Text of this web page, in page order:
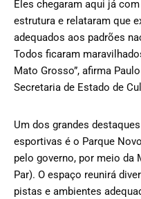
Eles chegaram aqui já
estrutura e relataram que
adequados aos padrões
Todos ficaram
Mato Grosso”, afirma
Secretaria de Estado de
Um dos grandes
esportivas é o Parque
pelo governo, por meio da
Par). O espaço reunirá
pistas e ambientes